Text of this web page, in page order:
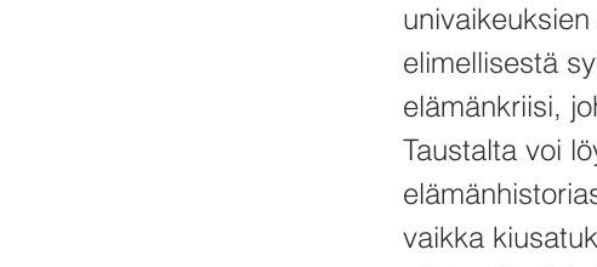
elimellisestä
elämänkriisi,
Taustalta voi
vaikka